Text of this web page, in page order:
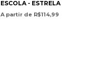
ESCOLA - ESTRELA
A partir de R$114,99